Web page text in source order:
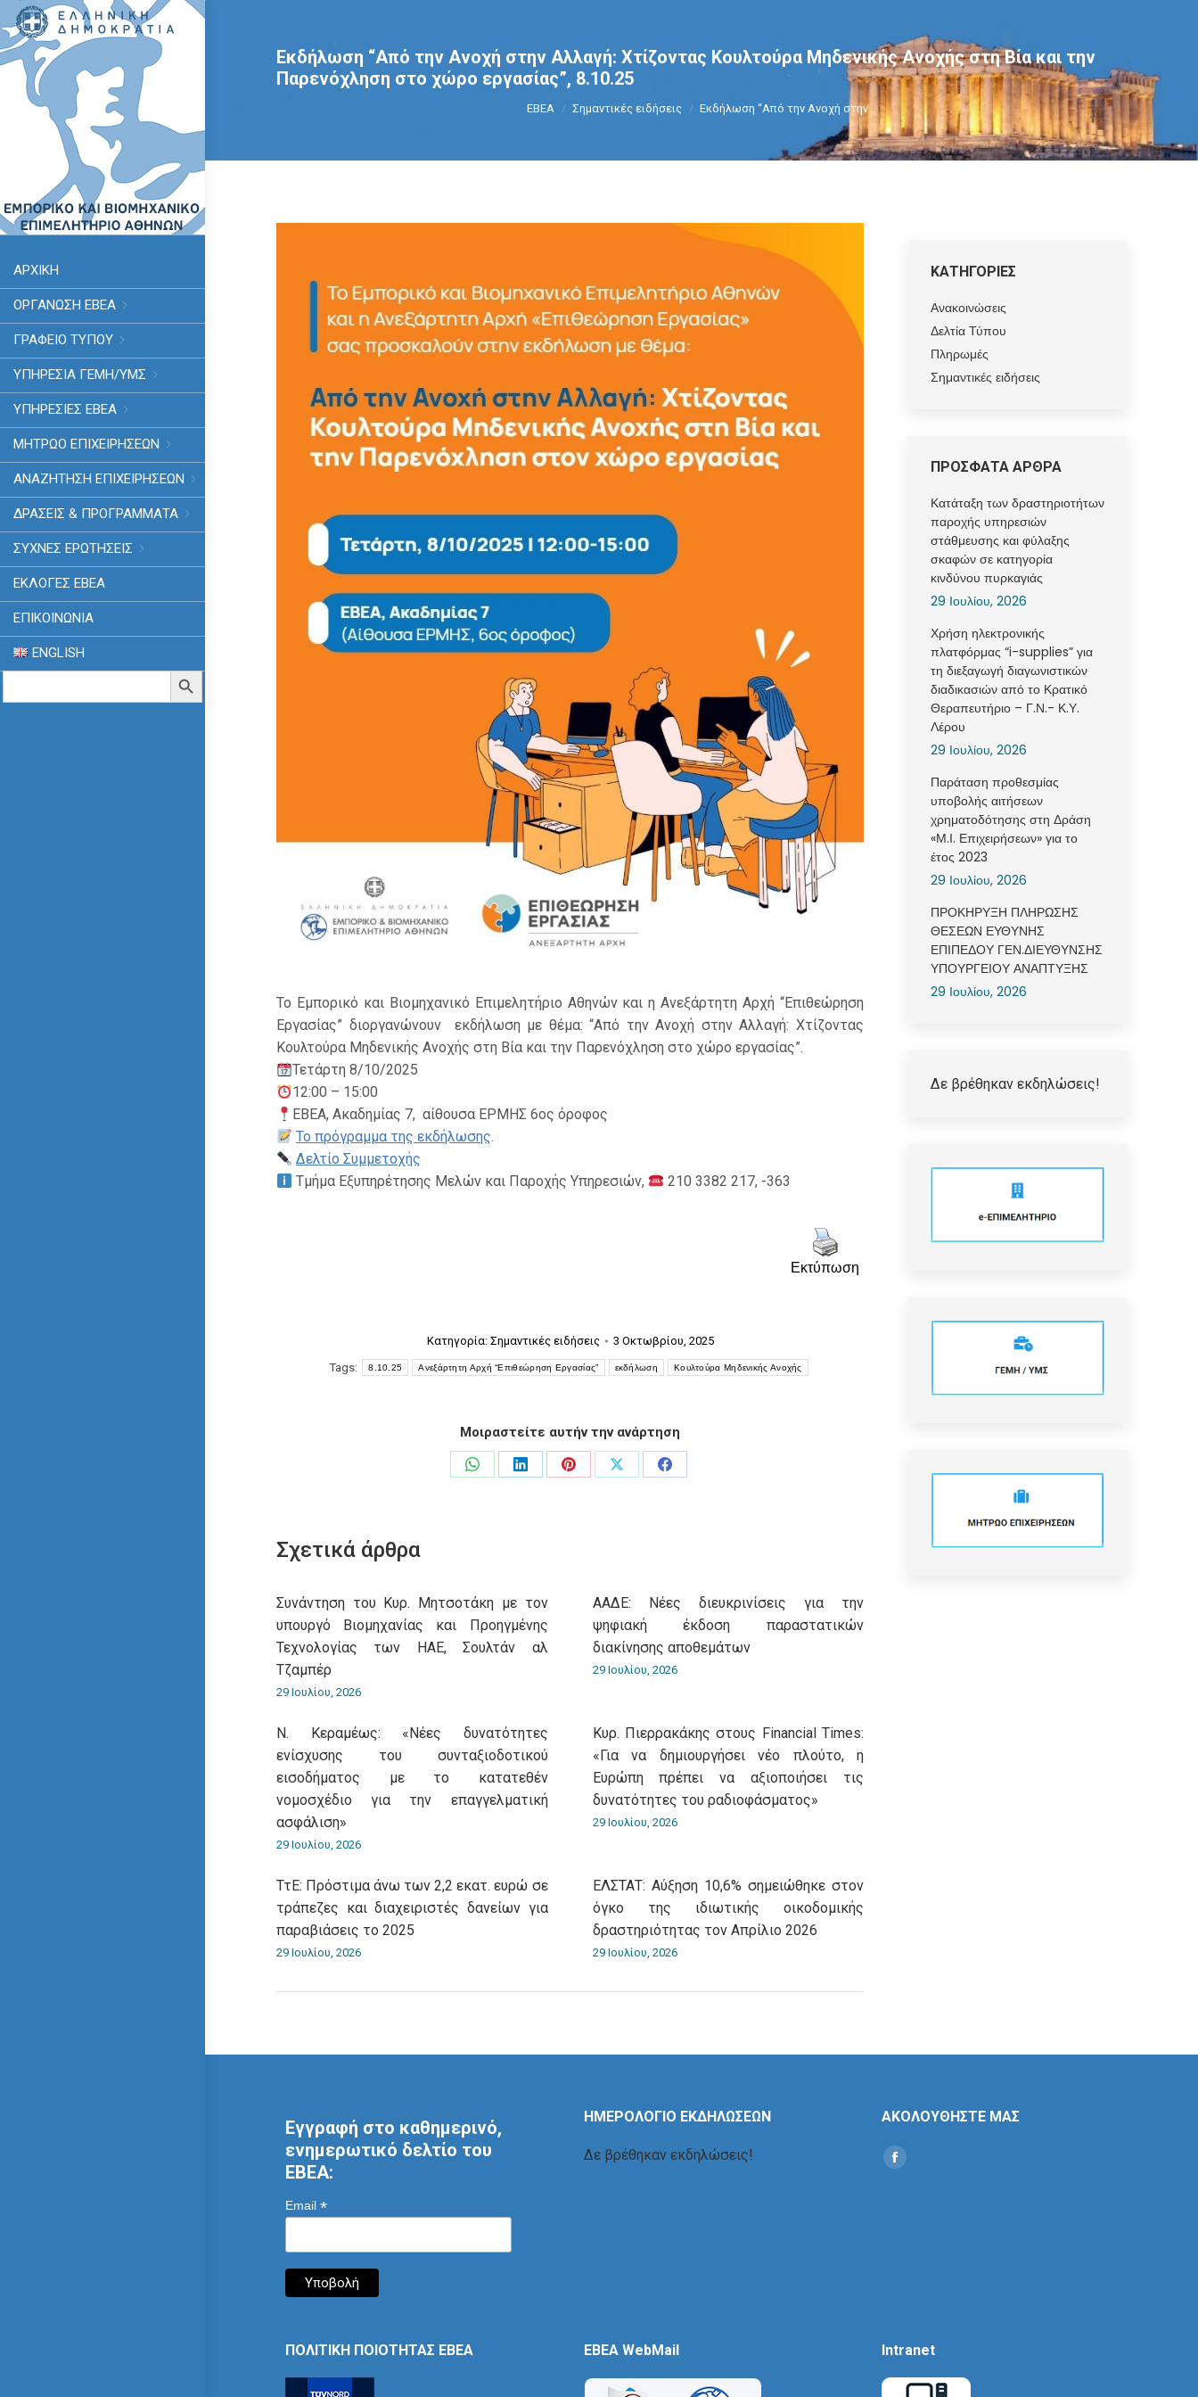
ΑΡΧΙΚΗ
ΟΡΓΑΝΩΣΗ ΕΒΕΑ
ΓΡΑΦΕΙΟ ΤΥΠΟΥ
ΥΠΗΡΕΣΊΑ ΓΕΜΗ/ΥΜΣ
ΥΠΗΡΕΣΙΕΣ ΕΒΕΑ
ΜΗΤΡΩΟ ΕΠΙΧΕΙΡΗΣΕΩΝ
ΑΝΑΖΗΤΗΣΗ ΕΠΙΧΕΙΡΗΣΕΩΝ
ΔΡΑΣΕΙΣ & ΠΡΟΓΡΑΜΜΑΤΑ
ΣΥΧΝΕΣ ΕΡΩΤΗΣΕΙΣ
ΕΚΛΟΓΈΣ ΕΒΕΑ
ΕΠΙΚΟΙΝΩΝΙΑ
ENGLISH
Search
Search Button
Εκδήλωση “Από την Ανοχή στην Αλλαγή: Χτίζοντας Κουλτούρα Μηδενικής Ανοχής στη Βία και την
Παρενόχληση στο χώρο εργασίας”, 8.10.25
You are here:
ΕΒΕΑ Σημαντικές ειδήσεις Εκδήλωση “Από την Ανοχή στην…
Το Εμπορικό και Βιομηχανικό Επιμελητήριο Αθηνών και η Ανεξάρτητη Αρχή “Επιθεώρηση
Εργασίας” διοργανώνουν εκδήλωση με θέμα: “Από την Ανοχή στην Αλλαγή: Χτίζοντας
Κουλτούρα Μηδενικής Ανοχής στη Βία και την Παρενόχληση στο χώρο εργασίας”.
Τετάρτη 8/10/2025
12:00 – 15:00
ΕΒΕΑ, Ακαδημίας 7, αίθουσα ΕΡΜΗΣ 6ος όροφος
Το πρόγραμμα της εκδήλωσης.
Δελτίο Συμμετοχής
Τμήμα Εξυπηρέτησης Μελών και Παροχής Υπηρεσιών,
210 3382 217, -363
Εκτύπωση
Κατηγορία: Σημαντικές ειδήσεις
3 Οκτωβρίου, 2025
Tags:
8.10.25 Ανεξάρτητη Αρχή “Επιθεώρηση Εργασίας” εκδήλωση Κουλτούρα Μηδενικής Ανοχής
Μοιραστείτε αυτήν την ανάρτηση
Share
Share
Share
Share
Share
Σχετικά άρθρα
Συνάντηση του Κυρ. Μητσοτάκη με τον
υπουργό Βιομηχανίας και Προηγμένης
Τεχνολογίας των ΗΑΕ, Σουλτάν αλ
Τζαμπέρ
29 Ιουλίου, 2026
ΑΑΔΕ: Νέες διευκρινίσεις για την
ψηφιακή έκδοση παραστατικών
διακίνησης αποθεμάτων
29 Ιουλίου, 2026
Ν. Κεραμέως: «Νέες δυνατότητες
ενίσχυσης του συνταξιοδοτικού
εισοδήματος με το κατατεθέν
νομοσχέδιο για την επαγγελματική
ασφάλιση»
29 Ιουλίου, 2026
Κυρ. Πιερρακάκης στους Financial Times:
«Για να δημιουργήσει νέο πλούτο, η
Ευρώπη πρέπει να αξιοποιήσει τις
δυνατότητες του ραδιοφάσματος»
29 Ιουλίου, 2026
ΤτΕ: Πρόστιμα άνω των 2,2 εκατ. ευρώ σε
τράπεζες και διαχειριστές δανείων για
παραβιάσεις το 2025
29 Ιουλίου, 2026
ΕΛΣΤΑΤ: Αύξηση 10,6% σημειώθηκε στον
όγκο της ιδιωτικής οικοδομικής
δραστηριότητας τον Απρίλιο 2026
29 Ιουλίου, 2026
ΚΑΤΗΓΟΡΙΕΣ
Ανακοινώσεις
Δελτία Τύπου
Πληρωμές
Σημαντικές ειδήσεις
ΠΡΟΣΦΑΤΑ ΑΡΘΡΑ
Κατάταξη των δραστηριοτήτων
παροχής υπηρεσιών
στάθμευσης και φύλαξης
σκαφών σε κατηγορία
κινδύνου πυρκαγιάς
29 Ιουλίου, 2026
Χρήση ηλεκτρονικής
πλατφόρμας “i-supplies” για
τη διεξαγωγή διαγωνιστικών
διαδικασιών από το Κρατικό
Θεραπευτήριο – Γ.Ν.- Κ.Υ.
Λέρου
29 Ιουλίου, 2026
Παράταση προθεσμίας
υποβολής αιτήσεων
χρηματοδότησης στη Δράση
«Μ.Ι. Επιχειρήσεων» για το
έτος 2023
29 Ιουλίου, 2026
ΠΡΟΚΗΡΥΞΗ ΠΛΗΡΩΣΗΣ
ΘΕΣΕΩΝ ΕΥΘΥΝΗΣ
ΕΠΙΠΕΔΟΥ ΓΕΝ.ΔΙΕΥΘΥΝΣΗΣ
ΥΠΟΥΡΓΕΙΟΥ ΑΝΑΠΤΥΞΗΣ
29 Ιουλίου, 2026
Δε βρέθηκαν εκδηλώσεις!
Εγγραφή στο καθημερινό,
ενημερωτικό δελτίο του
ΕΒΕΑ:
Email *
ΗΜΕΡΟΛΟΓΙΟ ΕΚΔΗΛΩΣΕΩΝ
Δε βρέθηκαν εκδηλώσεις!
ΑΚΟΛΟΥΘΗΣΤΕ ΜΑΣ
Find us on:
Social
ΠΟΛΙΤΙΚΗ ΠΟΙΟΤΗΤΑΣ ΕΒΕΑ EBEA WebMail Intranet